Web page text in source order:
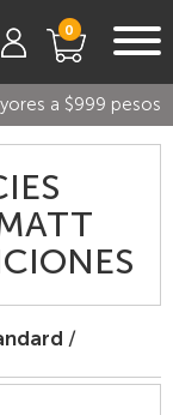
0
a $999 pesos
/